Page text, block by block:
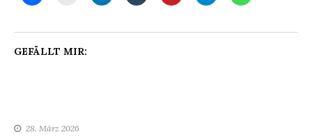
GEFÄLLT MIR:
28. März 2026